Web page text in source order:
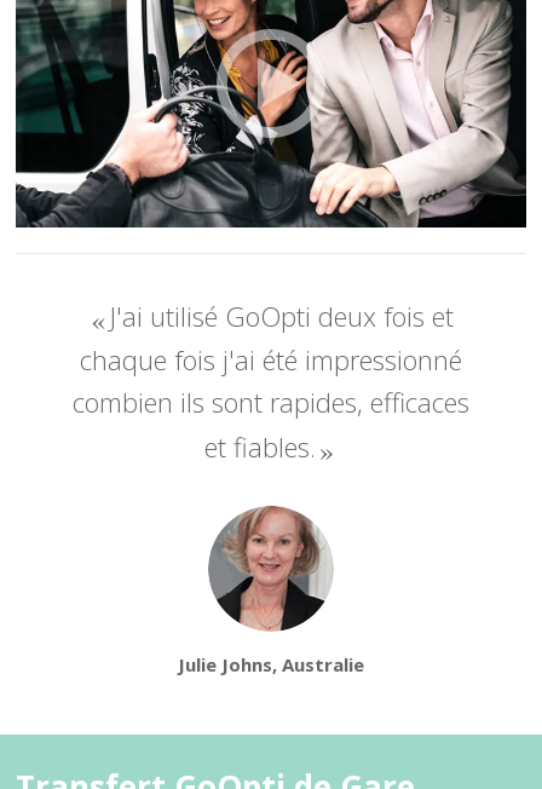
J'ai utilisé GoOpti deux fois et
chaque fois j'ai été impressionné
combien ils sont rapides, efficaces
et fiables.
Julie Johns, Australie